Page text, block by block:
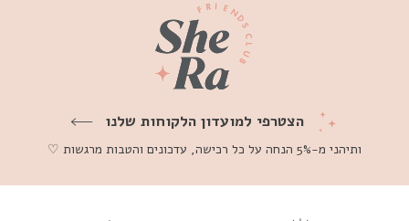
הצטרפי למועדון הלקוחות שלנו
ותיהני מ-5% הנחה על כל רכישה, עדכונים והטבות מרגשות ♡